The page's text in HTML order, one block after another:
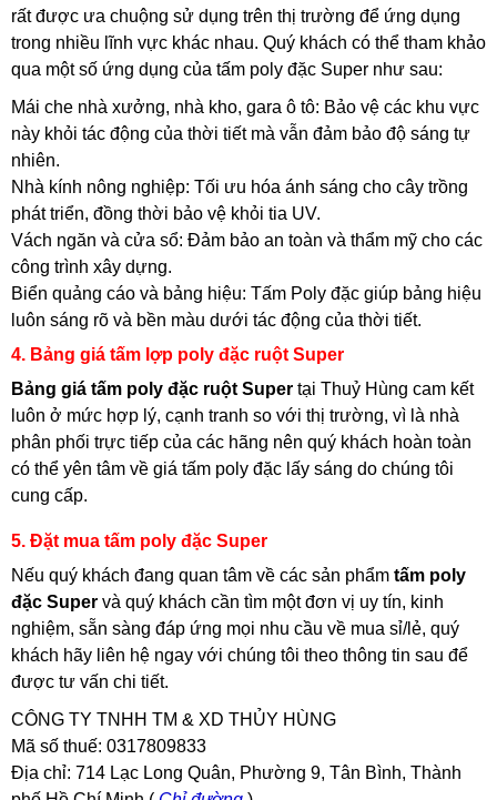
rất được ưa chuộng sử dụng trên thị trường để ứng dụng
trong nhiều lĩnh vực khác nhau. Quý khách có thể tham khảo
qua một số ứng dụng của tấm poly đặc Super như sau:
Mái che nhà xưởng, nhà kho, gara ô tô: Bảo vệ các khu vực
này khỏi tác động của thời tiết mà vẫn đảm bảo độ sáng tự
nhiên.
Nhà kính nông nghiệp: Tối ưu hóa ánh sáng cho cây trồng
phát triển, đồng thời bảo vệ khỏi tia UV.
Vách ngăn và cửa sổ: Đảm bảo an toàn và thẩm mỹ cho các
công trình xây dựng.
Biển quảng cáo và bảng hiệu: Tấm Poly đặc giúp bảng hiệu
luôn sáng rõ và bền màu dưới tác động của thời tiết.
4. Bảng giá tấm lợp poly đặc ruột Super
Bảng giá tấm poly đặc ruột Super tại Thuỷ Hùng cam kết
luôn ở mức hợp lý, cạnh tranh so với thị trường, vì là nhà
phân phối trực tiếp của các hãng nên quý khách hoàn toàn
có thể yên tâm về giá tấm poly đặc lấy sáng do chúng tôi
cung cấp.
5. Đặt mua tấm poly đặc Super
Nếu quý khách đang quan tâm về các sản phẩm tấm poly
đặc Super và quý khách cần tìm một đơn vị uy tín, kinh
nghiệm, sẵn sàng đáp ứng mọi nhu cầu về mua sỉ/lẻ, quý
khách hãy liên hệ ngay với chúng tôi theo thông tin sau để
được tư vấn chi tiết.
CÔNG TY TNHH TM & XD THỦY HÙNG
Mã số thuế: 0317809833
Địa chỉ: 714 Lạc Long Quân, Phường 9, Tân Bình, Thành